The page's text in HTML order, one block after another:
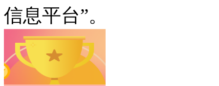
信息平台”。